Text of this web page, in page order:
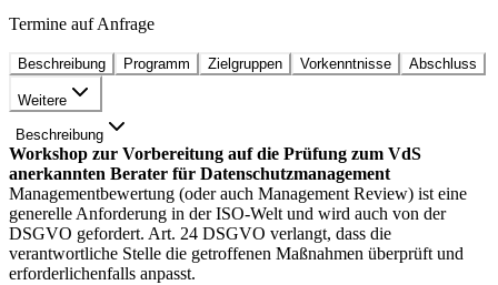
Termine auf Anfrage
Beschreibung Programm Zielgruppen Vorkenntnisse Abschluss
Weitere
Beschreibung
Workshop zur Vorbereitung auf die Prüfung zum VdS
anerkannten Berater für Datenschutzmanagement
Managementbewertung (oder auch Management Review) ist eine
generelle Anforderung in der ISO-Welt und wird auch von der
DSGVO gefordert. Art. 24 DSGVO verlangt, dass die
verantwortliche Stelle die getroffenen Maßnahmen überprüft und
erforderlichenfalls anpasst.